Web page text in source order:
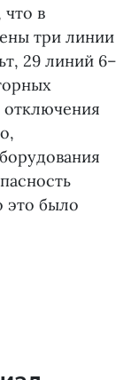
в
три линии
29 линий 6–
отключения
это было